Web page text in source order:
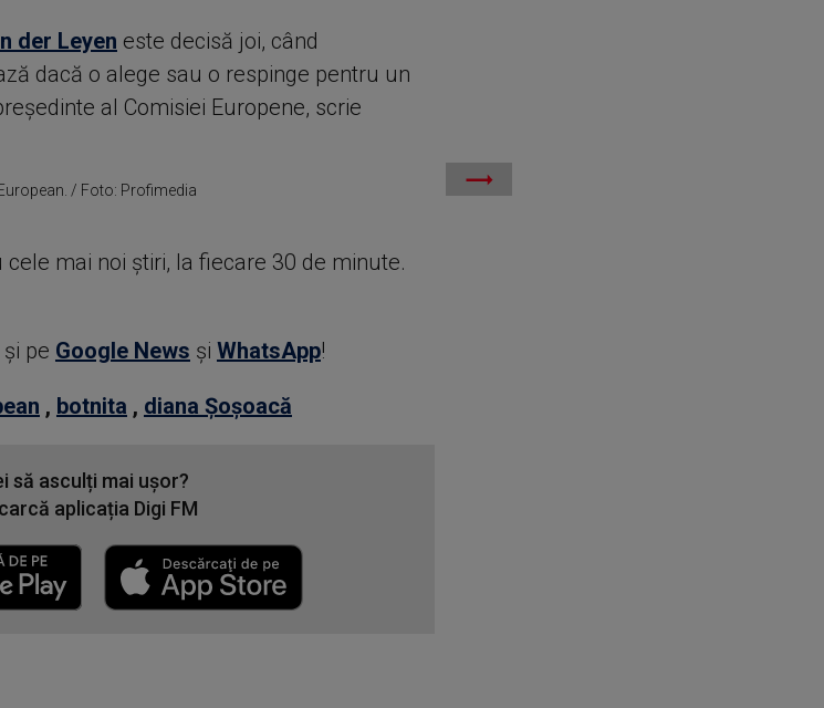
der Leyen este decisă joi, când
dacă o alege sau o respinge pentru un
al Comisiei Europene, scrie
/ Foto: Profimedia
cele mai noi știri, la fiecare 30 de minute.
şi pe Google News şi WhatsApp!
, botnita , diana Șoșoacă
să asculți mai ușor?
aplicația Digi FM